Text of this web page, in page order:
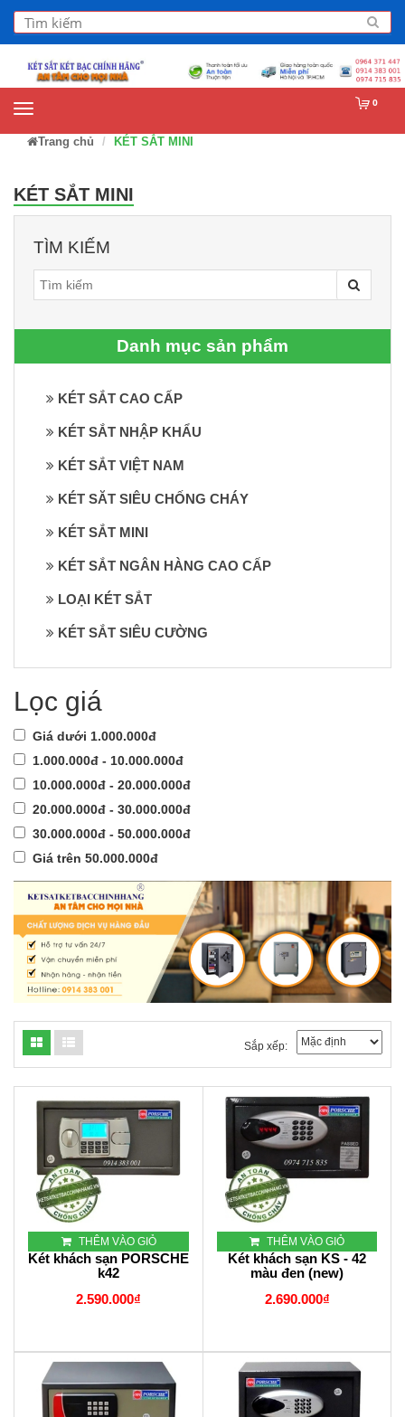
0
Trang chủ KÉT SẮT MINI
KÉT SẮT MINI
TÌM KIẾM
Danh mục sản phẩm
KÉT SẮT CAO CẤP
KÉT SẮT NHẬP KHẨU
KÉT SẮT VIỆT NAM
KÉT SĂT SIÊU CHỐNG CHÁY
KÉT SẮT MINI
KÉT SẮT NGÂN HÀNG CAO CẤP
LOẠI KÉT SẮT
KÉT SẮT SIÊU CƯỜNG
Lọc giá
Giá dưới 1.000.000đ
1.000.000đ - 10.000.000đ
10.000.000đ - 20.000.000đ
20.000.000đ - 30.000.000đ
30.000.000đ - 50.000.000đ
Giá trên 50.000.000đ
Sắp xếp:
THÊM VÀO GIỎ
Két khách sạn PORSCHE
k42
2.590.000₫
THÊM VÀO GIỎ
Két khách sạn KS - 42
màu đen (new)
2.690.000₫